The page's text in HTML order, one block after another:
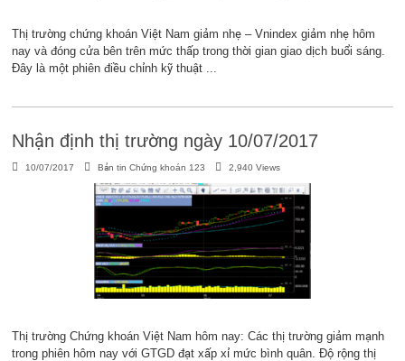
Thị trường chứng khoán Việt Nam giảm nhẹ – Vnindex giảm nhẹ hôm
nay và đóng cửa bên trên mức thấp trong thời gian giao dịch buổi sáng.
Đây là một phiên điều chỉnh kỹ thuật ...
Nhận định thị trường ngày 10/07/2017
10/07/2017 Bản tin Chứng khoán 123 2,940 Views
Thị trường Chứng khoán Việt Nam hôm nay: Các thị trường giảm mạnh
trong phiên hôm nay với GTGD đạt xấp xỉ mức bình quân. Độ rộng thị